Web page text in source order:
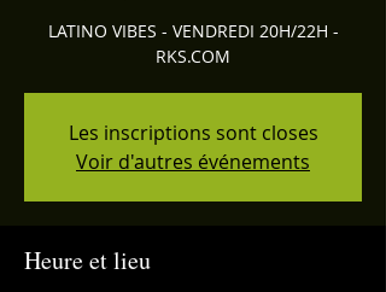
LATINO VIBES - VENDREDI 20H/22H -
RKS.COM
Les inscriptions sont closes
Voir d'autres événements
Heure et lieu